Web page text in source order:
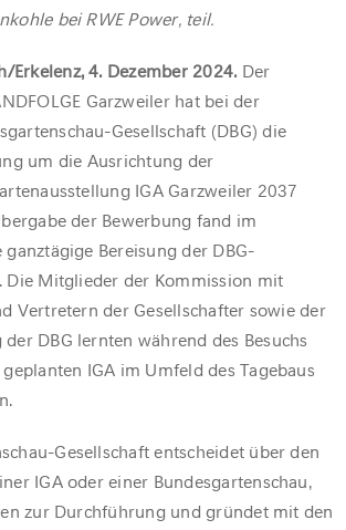
bei RWE Power, teil.
Erkelenz, 4. Dezember 2024. Der
Garzweiler hat bei der
Gesellschaft (DBG) die
um die Ausrichtung der
IGA Garzweiler 2037
der Bewerbung fand im
ganztägige Bereisung der DBG-
Die Mitglieder der Kommission mit
Vertretern der Gesellschafter sowie der
DBG lernten während des Besuchs
IGA im Umfeld des Tagebaus
Gesellschaft entscheidet über den
IGA oder einer Bundesgartenschau,
zur Durchführung und gründet mit den